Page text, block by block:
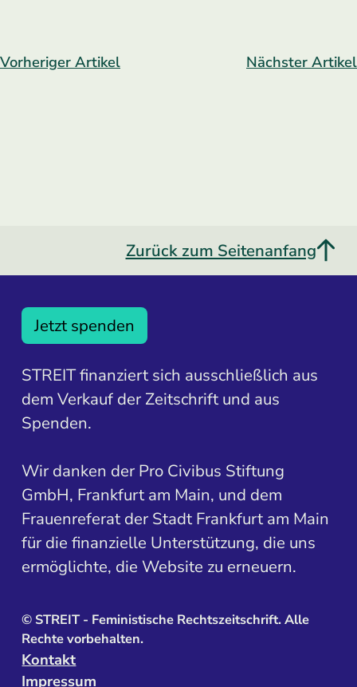
Vorheriger Artikel Nächster Artikel
Zurück zum Seitenanfang
Jetzt spenden
STREIT finanziert sich ausschließlich aus
dem Verkauf der Zeitschrift und aus
Spenden.
Wir danken der Pro Civibus Stiftung
GmbH, Frankfurt am Main, und dem
Frauenreferat der Stadt Frankfurt am Main
für die finanzielle Unterstützung, die uns
ermöglichte, die Website zu erneuern.
© STREIT - Feministische Rechtszeitschrift. Alle
Rechte vorbehalten.
Kontakt
Impressum